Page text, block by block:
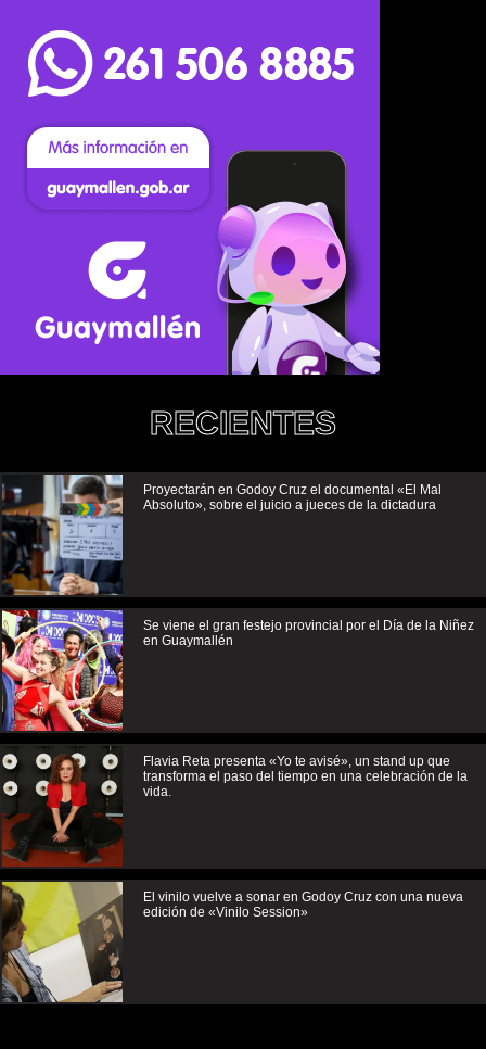
RECIENTES
Proyectarán en Godoy Cruz el documental «El Mal
Absoluto», sobre el juicio a jueces de la dictadura
Se viene el gran festejo provincial por el Día de la Niñez
en Guaymallén
Flavia Reta presenta «Yo te avisé», un stand up que
transforma el paso del tiempo en una celebración de la
vida.
El vinilo vuelve a sonar en Godoy Cruz con una nueva
edición de «Vinilo Session»